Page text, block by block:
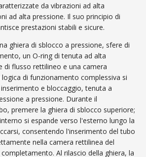
da vibrazioni ad alta
ad alta pressione. Il suo principio di
prestazioni stabili e sicure.
ghiera di sblocco a pressione, sfere di
un O-ring di tenuta ad alta
di flusso rettilineo e una camera
logica di funzionamento complessiva si
e bloccaggio, tenuta a
a pressione. Durante il
premere la ghiera di sblocco superiore;
si espande verso l'esterno lungo la
consentendo l'inserimento del tubo
nella camera rettilinea del
Al rilascio della ghiera, la